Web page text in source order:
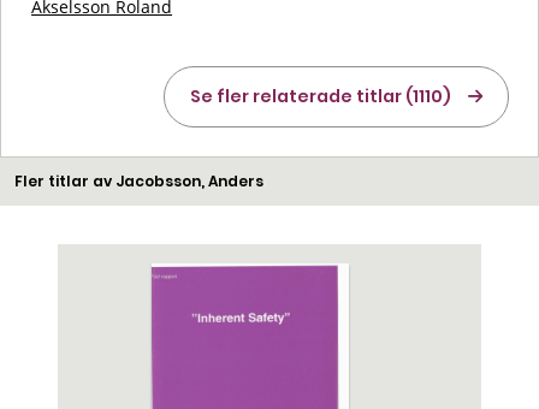
Akselsson Roland
Se fler relaterade titlar (1110)
Fler titlar av Jacobsson, Anders